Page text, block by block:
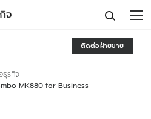
ติดต่อฝ่ายขาย
ธุรกิจ
MK880 for Business